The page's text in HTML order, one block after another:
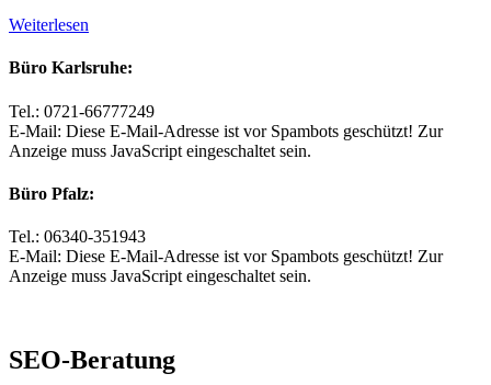
Weiterlesen
Büro Karlsruhe:
Tel.: 0721-66777249
E-Mail: Diese E-Mail-Adresse ist vor Spambots geschützt! Zur
Anzeige muss JavaScript eingeschaltet sein.
Büro Pfalz:
Tel.: 06340-351943
E-Mail: Diese E-Mail-Adresse ist vor Spambots geschützt! Zur
Anzeige muss JavaScript eingeschaltet sein.
SEO-Beratung